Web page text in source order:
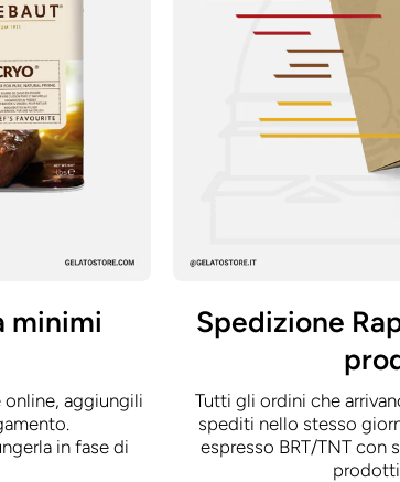
minimi
aggiungili
in fase di
Spedizione
Tutti gli ordini che
spediti nello stesso
espresso BRT/TNT con
prodotti